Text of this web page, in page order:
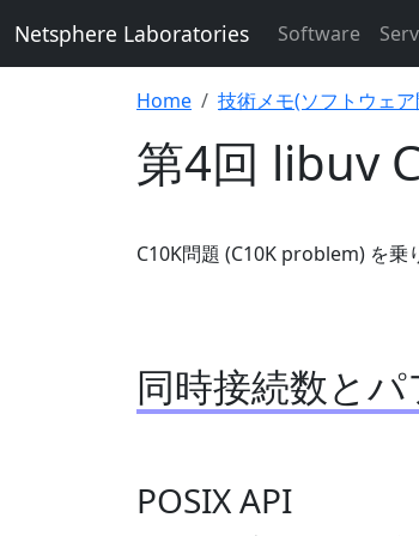
Netsphere Laboratories Software
Home 技術メモ(ソフトウェ
第4回 libuv
C10K問題 (C10K problem) を乗
同時接続数と
POSIX API